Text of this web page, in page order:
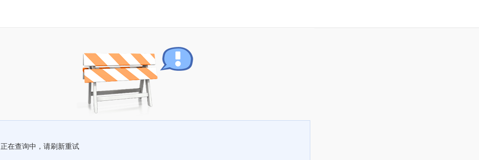
正在查询中，请刷新重试